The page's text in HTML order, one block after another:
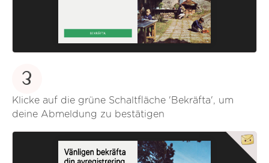
3
Klicke auf die grüne Schaltfläche 'Bekräfta', um
deine Abmeldung zu bestätigen